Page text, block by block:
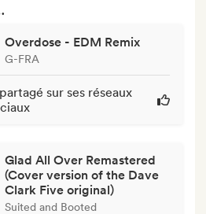
Overdose - EDM Remix
G-FRA
sur ses réseaux
Glad All Over Remastered
(Cover version of the Dave
Clark Five original)
Suited and Booted